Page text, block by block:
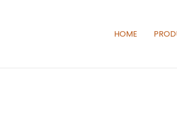
HOME